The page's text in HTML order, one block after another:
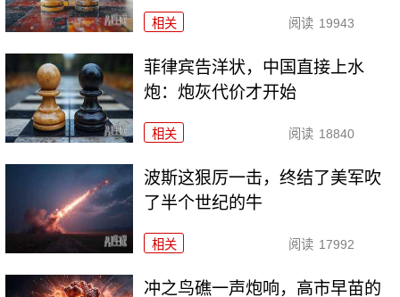
相关 阅读 19943
菲律宾告洋状，中国直接上水
炮：炮灰代价才开始
相关 阅读 18840
波斯这狠厉一击，终结了美军吹
了半个世纪的牛
相关 阅读 17992
冲之鸟礁一声炮响，高市早苗的